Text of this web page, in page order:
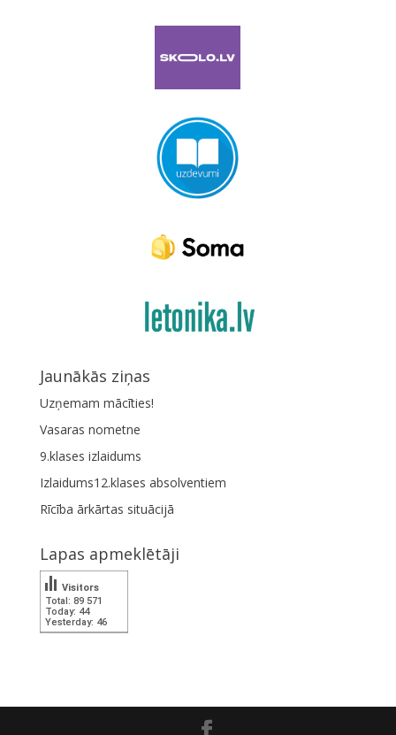
Jaunākās ziņas
Uzņemam mācīties!
Vasaras nometne
9.klases izlaidums
Izlaidums12.klases absolventiem
Rīcība ārkārtas situācijā
Lapas apmeklētāji
Total: 89 571
Today: 44
Yesterday: 46
Visitors